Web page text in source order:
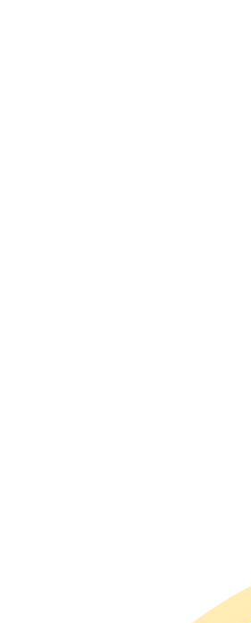
Tận hưởng chia sẻ lợi nhuận và hoa
Phân tích dữ liệu lớn bao gồm thông